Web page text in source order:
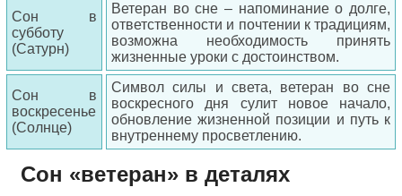
Сон в
субботу
(Сатурн)
Ветеран во сне – напоминание о долге,
ответственности и почтении к традициям,
возможна необходимость принять
жизненные уроки с достоинством.
Сон в
воскресенье
(Солнце)
Символ силы и света, ветеран во сне
воскресного дня сулит новое начало,
обновление жизненной позиции и путь к
внутреннему просветлению.
Сон «ветеран» в деталях